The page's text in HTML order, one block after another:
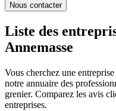
Nous contacter
Liste des
Annemasse
Vous cherchez une entreprise
notre annuaire des
grenier. Comparez les avis
entreprises.